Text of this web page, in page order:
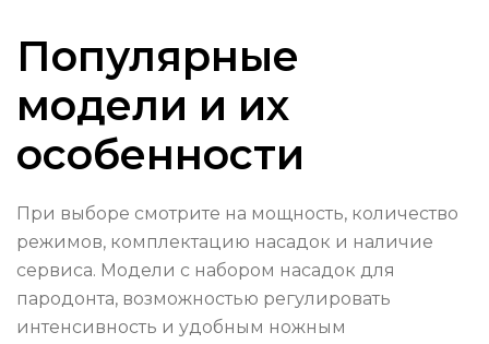
Популярные
модели и их
особенности
При выборе смотрите на мощность, количество
режимов, комплектацию насадок и наличие
сервиса. Модели с набором насадок для
пародонта, возможностью регулировать
интенсивность и удобным ножным